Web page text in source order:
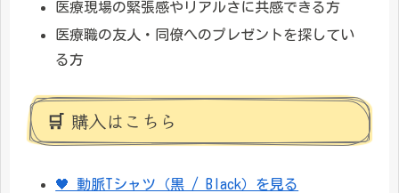
医療現場の緊張感やリアルさに共感できる方
医療職の友人・同僚へのプレゼントを探してい
る方
🛒 購入はこちら
🖤 動脈Tシャツ（黒 / Black）を見る